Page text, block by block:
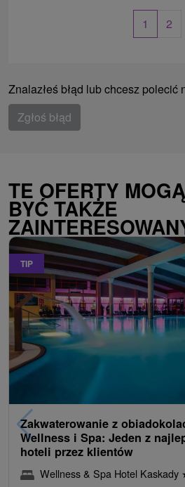
1 2
Znalazłeś błąd lub chcesz polecić
Zgłoś błąd
TE OFERTY
BYĆ TAKŻE
TIP
Zakwaterowanie z
Wellness i Spa: Jeden z
hoteli przez klientów
Wellness & Spa Hotel Kaskady